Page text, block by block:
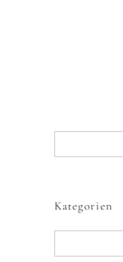
nach:
Kategorien